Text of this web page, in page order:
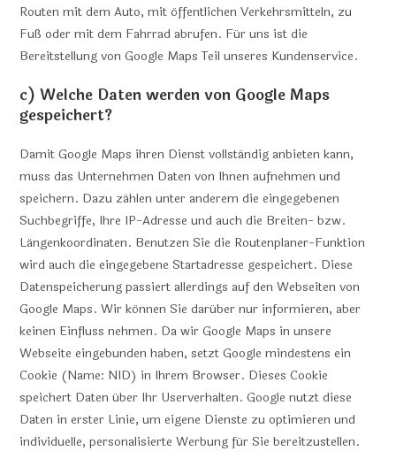
Routen mit dem Auto, mit öffentlichen Verkehrsmitteln, zu
Fuß oder mit dem Fahrrad abrufen. Für uns ist die
Bereitstellung von Google Maps Teil unseres Kundenservice.
c) Welche Daten werden von Google Maps
gespeichert?
Damit Google Maps ihren Dienst vollständig anbieten kann,
muss das Unternehmen Daten von Ihnen aufnehmen und
speichern. Dazu zählen unter anderem die eingegebenen
Suchbegriffe, Ihre IP-Adresse und auch die Breiten- bzw.
Längenkoordinaten. Benutzen Sie die Routenplaner-Funktion
wird auch die eingegebene Startadresse gespeichert. Diese
Datenspeicherung passiert allerdings auf den Webseiten von
Google Maps. Wir können Sie darüber nur informieren, aber
keinen Einfluss nehmen. Da wir Google Maps in unsere
Webseite eingebunden haben, setzt Google mindestens ein
Cookie (Name: NID) in Ihrem Browser. Dieses Cookie
speichert Daten über Ihr Userverhalten. Google nutzt diese
Daten in erster Linie, um eigene Dienste zu optimieren und
individuelle, personalisierte Werbung für Sie bereitzustellen.